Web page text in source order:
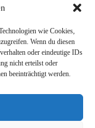
wie Cookies,
Wenn du diesen
oder eindeutige IDs
nicht erteilst oder
beeinträchtigt werden.